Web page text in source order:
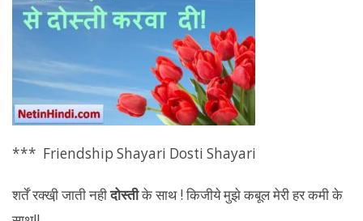
*** Friendship Shayari Dosti Shayari
शर्तें रक्खी़ जाती नहीदोस्तीके साथ ! किजीये मुझे कबूल मेरी हर कमी के